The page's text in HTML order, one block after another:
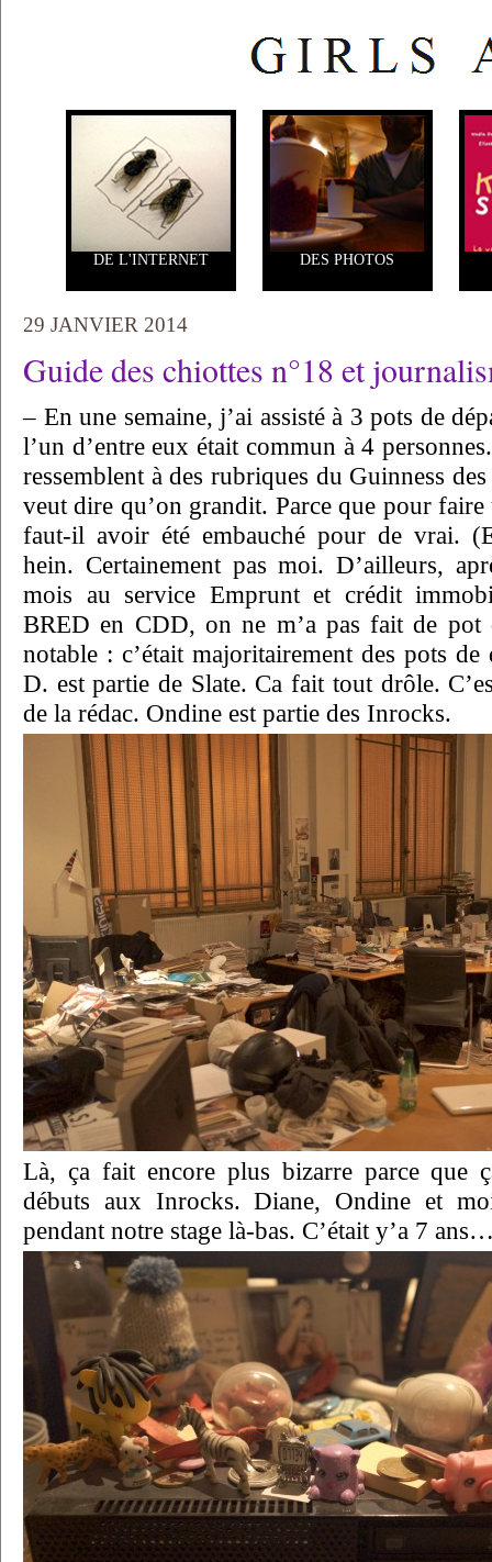
DE L'INTERNET DES PHOTOS
29 JANVIER 2014
Guide des chiottes n°18 et
– En une semaine, j’ai assisté à 3 pots de
l’un d’entre eux était commun à 4
ressemblent à des rubriques du Guinness
veut dire qu’on grandit. Parce que pour
faut-il avoir été embauché pour de vrai.
hein. Certainement pas moi. D’ailleurs,
mois au service Emprunt et crédit
BRED en CDD, on ne m’a pas fait de pot
notable : c’était majoritairement des pots
D. est partie de Slate. Ca fait tout drôle.
de la rédac. Ondine est partie des Inrocks.
Là, ça fait encore plus bizarre parce que
débuts aux Inrocks. Diane, Ondine et
pendant notre stage là-bas. C’était y’a 7